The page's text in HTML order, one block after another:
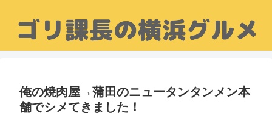
俺の焼肉屋→蒲田のニュータンタンメン本
舗でシメてきました！